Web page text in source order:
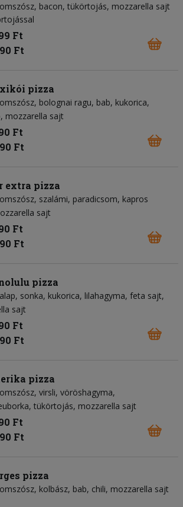
bacon tükörtojás mozzarella sajt
Ft
Ft
pizza
bolognai ragu bab kukorica
mozzarella sajt
Ft
Ft
extra pizza
szalámi paradicsom kapros
sajt
Ft
Ft
pizza
sonka kukorica lilahagyma feta sajt
sajt
Ft
Ft
pizza
virsli vöröshagyma
tükörtojás mozzarella sajt
Ft
Ft
pizza
kolbász bab chili mozzarella sajt